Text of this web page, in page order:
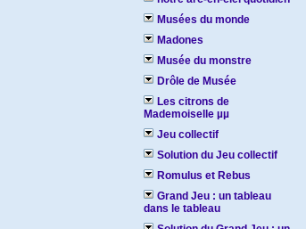
Musées du monde
Madones
Musée du monstre
Drôle de Musée
Les citrons de
Mademoiselle µµ
Jeu collectif
Solution du Jeu collectif
Romulus et Rebus
Grand Jeu : un tableau
dans le tableau